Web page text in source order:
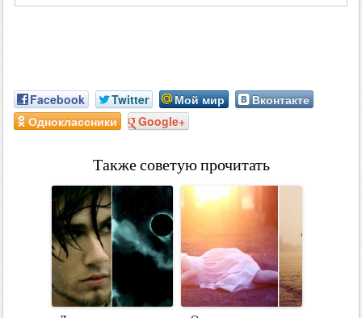
Facebook Twitter Мой мир
Вконтакте
Одноклассники
Google+
Также советую прочитать